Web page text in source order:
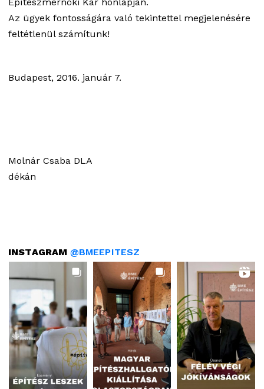
Az ügyek fontosságára való tekintettel megjelenésére
feltétlenül számítunk!
Budapest, 2016. január 7.
Molnár Csaba DLA
dékán
INSTAGRAM @BMEEPITESZ